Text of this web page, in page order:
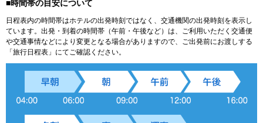
■時間帯の目安について
日程表内の時間帯はホテルの出発時刻ではなく、交通機関の出発時刻を表示し
ています。出発・到着の時間帯（午前・午後など）は、ご利用いただく交通便
や交通事情などにより変更となる場合がありますので、ご出発前にお渡しする
「旅行日程表」にてご確認ください。